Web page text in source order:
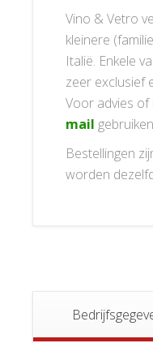
Vino & Vetro
kleinere
Italië. Enkele
zeer exclusief
Voor advies
mail
Bestellingen
worden